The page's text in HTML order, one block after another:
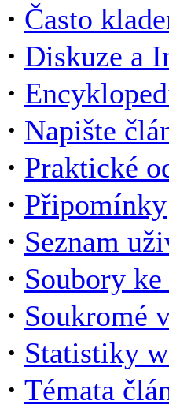
· Často
· Diskuze a
·
· Napište
· Praktické
· Připomínky
· Seznam
· Soubory
· Soukromé
· Statistiky
· Témata